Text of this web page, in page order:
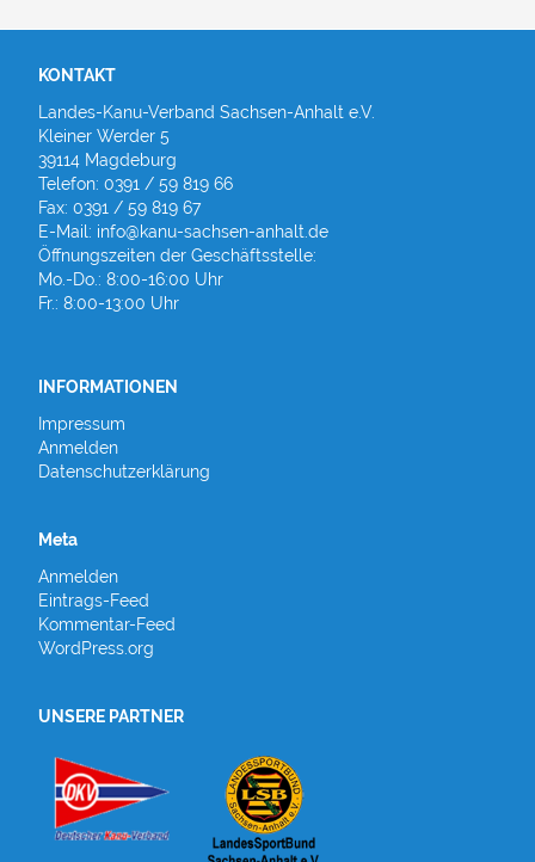
KONTAKT
Landes-Kanu-Verband Sachsen-Anhalt e.V.
Kleiner Werder 5
39114 Magdeburg
Telefon: 0391 / 59 819 66
Fax: 0391 / 59 819 67
E-Mail: info@kanu-sachsen-anhalt.de
Öffnungszeiten der Geschäftsstelle:
Mo.-Do.: 8:00-16:00 Uhr
Fr.: 8:00-13:00 Uhr
INFORMATIONEN
Impressum
Anmelden
Datenschutzerklärung
Meta
Anmelden
Eintrags-Feed
Kommentar-Feed
WordPress.org
UNSERE PARTNER